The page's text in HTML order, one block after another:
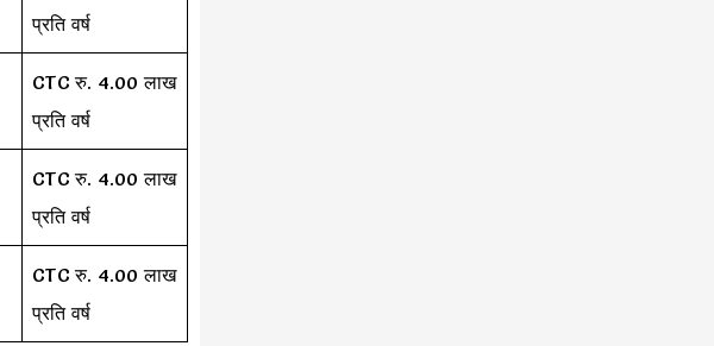
प्रति वर्ष
CTC रु. 4.00 लाख
प्रति वर्ष
CTC रु. 4.00 लाख
प्रति वर्ष
CTC रु. 4.00 लाख
प्रति वर्ष